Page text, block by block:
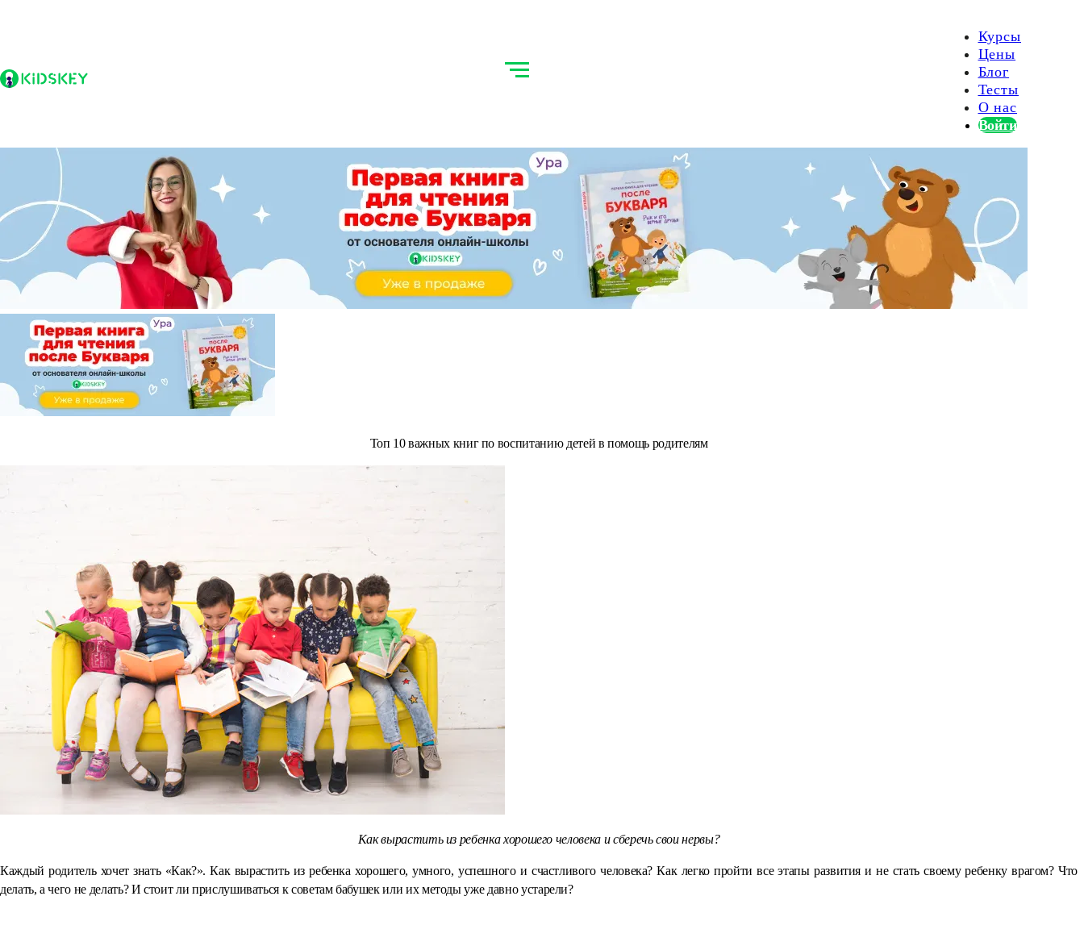
Курсы
Цены
Блог
Тесты
О нас
Войти
Топ 10 важных книг по воспитанию детей в помощь родителям
Как вырастить из ребенка хорошего человека и сберечь свои нервы?
Каждый родитель хочет знать «Как?». Как вырастить из ребенка хорошего, умного, успешного и счастливого человека? Как легко пройти все этапы развития и не стать своему ребенку врагом? Что
делать, а чего не делать? И стоит ли прислушиваться к советам бабушек или их методы уже давно устарели?